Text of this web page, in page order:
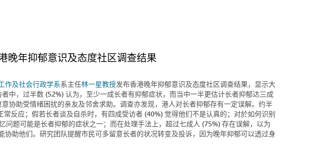
晚年抑郁意识及态度社区调查结果
作及社会行政学系系主任林一星教授发布香港晚年抑郁意识及态度社区调查结果，显示大
中，过半数 (52%) 认为，至少一成长者有抑郁症状，而当中一半更估计长者抑郁达三成
协助受情绪困扰的亲友及邻舍求助。调查亦发现，港人对长者抑郁存有一定误解。约半
反应；假若长者谈及自杀时，有四成受访者 (40%) 觉得他们不是认真的；对於如何识别
问题可能是长者抑郁的症状之一；而在处理手法上，超过七成人 (75%) 存在误解，以为
助他们。研究团队提醒市民可多留意长者的状况转变及投诉，因为晚年抑郁可以透过身